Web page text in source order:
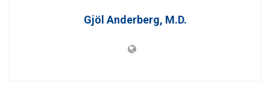
Gjöl Anderberg, M.D.